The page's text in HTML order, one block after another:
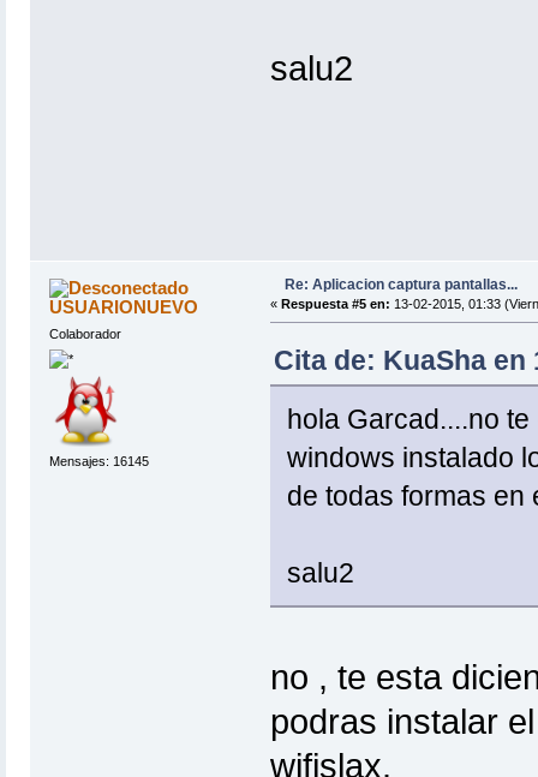
salu2
USUARIONUEVO
Colaborador
Mensajes: 16145
Re: Aplicacion captura pantallas...
« Respuesta #5 en: 13-02-2015, 01:33
Cita de: KuaSha en
hola Garcad....no
windows instalado
de todas formas en
salu2
no , te esta
podras instalar
wifislax.